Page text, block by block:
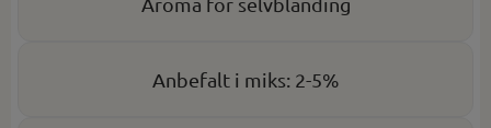
Anbefalt i miks: 2-5%